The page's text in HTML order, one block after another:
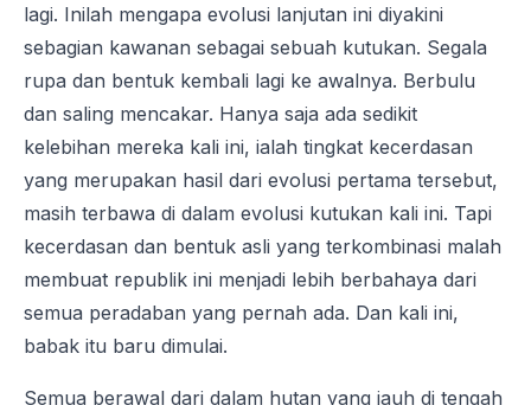
lagi. Inilah mengapa evolusi lanjutan ini diyakini
sebagian kawanan sebagai sebuah kutukan. Segala
rupa dan bentuk kembali lagi ke awalnya. Berbulu
dan saling mencakar. Hanya saja ada sedikit
kelebihan mereka kali ini, ialah tingkat kecerdasan
yang merupakan hasil dari evolusi pertama tersebut,
masih terbawa di dalam evolusi kutukan kali ini. Tapi
kecerdasan dan bentuk asli yang terkombinasi malah
membuat republik ini menjadi lebih berbahaya dari
semua peradaban yang pernah ada. Dan kali ini,
babak itu baru dimulai.
Semua berawal dari dalam hutan yang jauh di tengah